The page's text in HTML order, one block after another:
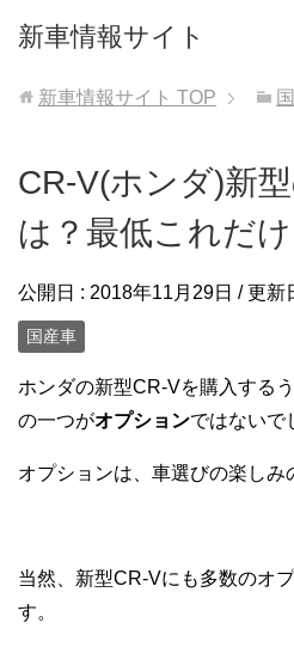
新車情報サイト
新車情報サイト TOP
CR-V(ホンダ)新
は？最低これだけ
公開日 : 2018年11月29日 / 更新
国産車
ホンダの新型CR-Vを購入する
の一つがオプションではないで
オプションは、車選びの楽しみ
当然、新型CR-Vにも多数のオ
す。